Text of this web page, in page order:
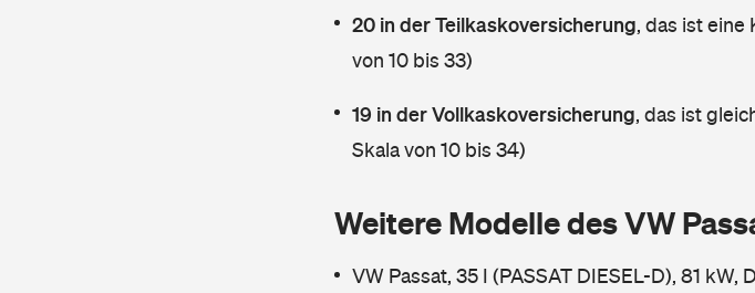
20 in der Teilkaskoversicherung, das ist eine
von 10 bis 33)
19 in der Vollkaskoversicherung, das ist
Skala von 10 bis 34)
Weitere Modelle des VW
VW Passat, 35 I (PASSAT DIESEL-D), 81 kW,